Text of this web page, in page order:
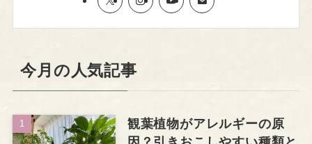
今月の人気記事
観葉植物がアレルギーの原